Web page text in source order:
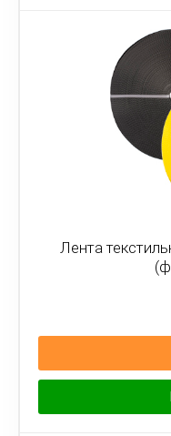
Лента